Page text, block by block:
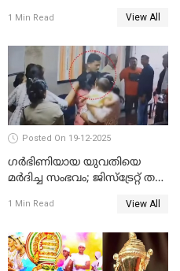
നാൽപ്പതിലേറെ
റിപ്പോർട്ട്
1 Min Read View All
Posted On 19-12-2025
ഗര്‍ഭിണിയായ യുവതിയെ
മര്‍ദിച്ച സംഭവം; ജിസ്‌ട്രേറ്റ് തല
യുവതി
1 Min Read View All